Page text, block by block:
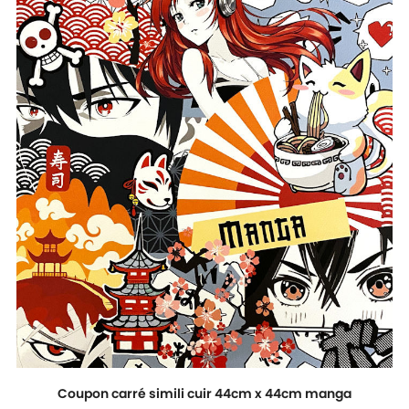
Coupon carré simili cuir 44cm x 44cm manga